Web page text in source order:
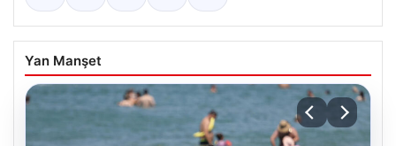
Yan Manşet